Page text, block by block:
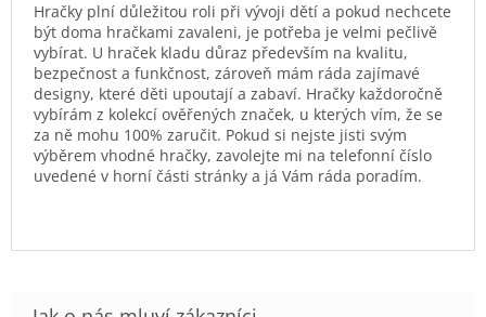
Hračky plní důležitou roli při vývoji dětí a pokud nechcete
být doma hračkami zavaleni, je potřeba je velmi pečlivě
vybírat. U hraček kladu důraz především na kvalitu,
bezpečnost a funkčnost, zároveň mám ráda zajímavé
designy, které děti upoutají a zabaví. Hračky každoročně
vybírám z kolekcí ověřených značek, u kterých vím, že se
za ně mohu 100% zaručit. Pokud si nejste jisti svým
výběrem vhodné hračky, zavolejte mi na telefonní číslo
uvedené v horní části stránky a já Vám ráda poradím.